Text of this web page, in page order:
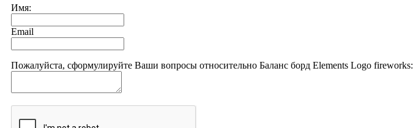
Имя:
Email
Пожалуйста, сформулируйте Ваши вопросы относительно Баланс борд Elements Logo fireworks: